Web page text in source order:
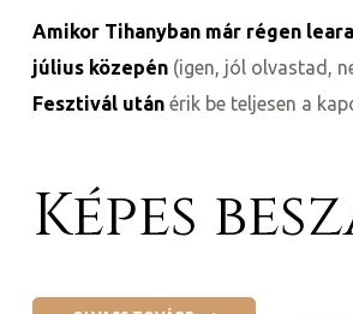
Amikor Tihanyban már régen
július közepén (igen, jól olvastad,
Fesztivál után érik be teljesen a
Képes